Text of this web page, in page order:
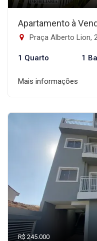
Apartamento à
Praça Alberto Lion,
1 Quarto 1
Mais informações
R$ 245.000